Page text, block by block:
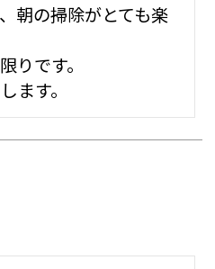
朝の掃除がとても楽
りです。
ます。